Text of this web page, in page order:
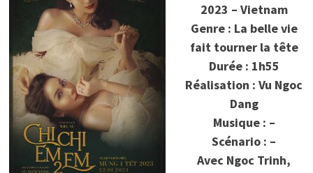
2023 – Vietnam
Genre : La belle vie
fait tourner la tête
Durée : 1h55
Réalisation : Vu Ngoc
Dang
Musique : –
Scénario : –
Avec Ngoc Trinh,